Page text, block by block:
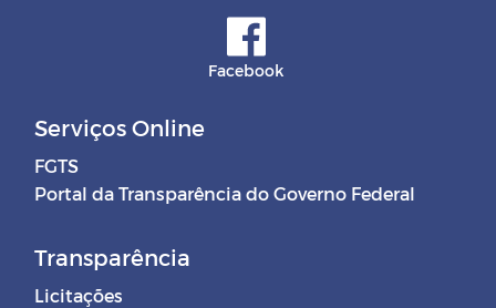
Facebook
Serviços Online
FGTS
Portal da Transparência do Governo Federal
Transparência
Licitações